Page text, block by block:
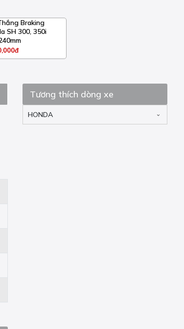
Braking
SH 300, 350i
Tương thích dòng xe
HONDA